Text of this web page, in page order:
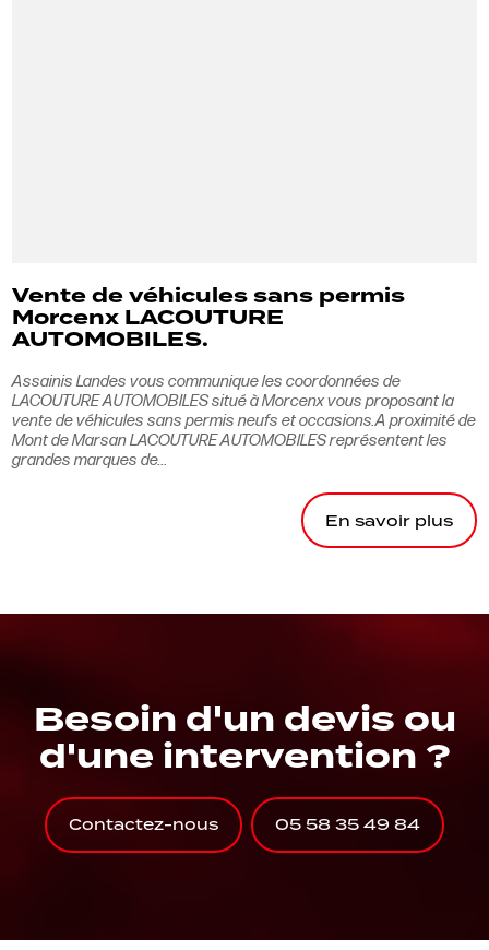
Vente de véhicules sans permis
Morcenx LACOUTURE
AUTOMOBILES.
Assainis Landes vous communique les coordonnées de
LACOUTURE AUTOMOBILES situé à Morcenx vous proposant la
vente de véhicules sans permis neufs et occasions.A proximité de
Mont de Marsan LACOUTURE AUTOMOBILES représentent les
grandes marques de...
En savoir plus
Besoin d'un devis ou
d'une intervention ?
Contactez-nous 05 58 35 49 84